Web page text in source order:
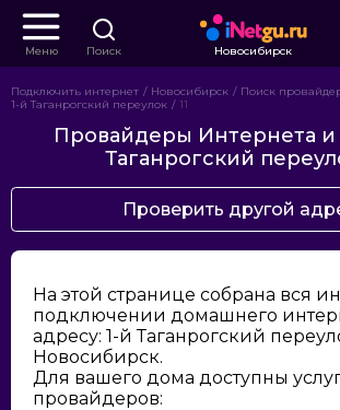
Меню Поиск Новосибирск
Подключить интернет Новосибирск
Поиск
1-й Таганрогский переулок
11
Провайдеры Интернета и
Таганрогский
Проверить другой
На этой странице собрана вся
подключении домашнего
адресу: 1-й Таганрогский
Новосибирск.
Для вашего дома доступны
провайдеров: